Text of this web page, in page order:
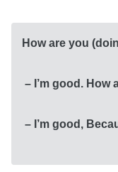
How are you
– I’m good. How
– I’m good,